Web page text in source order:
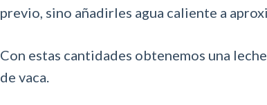
previo, sino añadirles agua caliente a
Con estas cantidades obtenemos una
de vaca.